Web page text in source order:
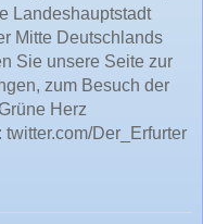
Landeshauptstadt
Mitte Deutschlands
Sie unsere Seite zur
zum Besuch der
Herz
Der_Erfurter